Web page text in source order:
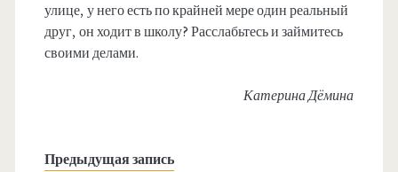
улице, у него есть по крайней мере один реальный
друг, он ходит в школу? Расслабьтесь и займитесь
своими делами.
Катерина Дёмина
Предыдущая запись